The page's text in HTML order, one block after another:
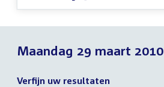
Maandag 29 maart 2010
Verfijn uw resultaten